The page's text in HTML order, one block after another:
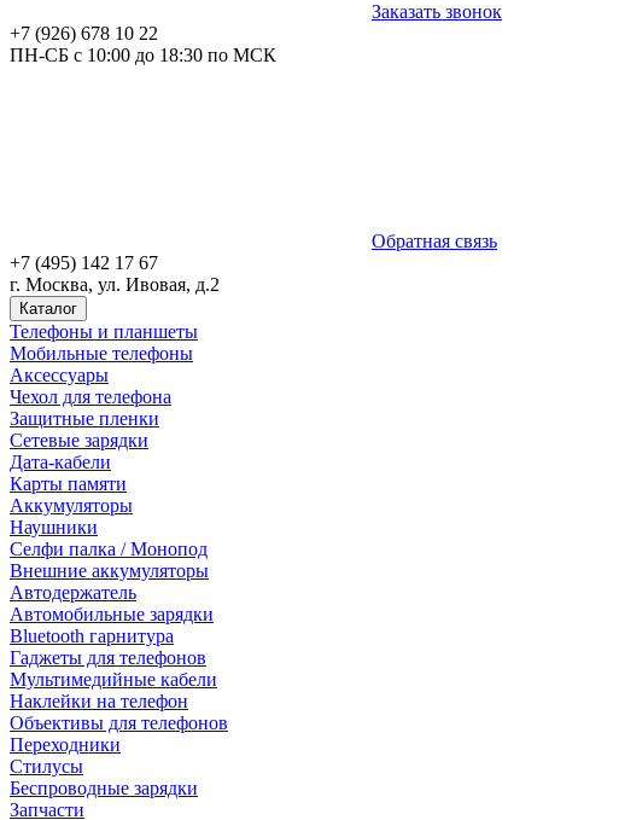
Заказать звонок
+7 (926) 678 10 22
ПН-СБ с 10:00 до 18:30 по МСК
Обратная связь
+7 (495) 142 17 67
г. Москва, ул. Ивовая, д.2
Каталог
Телефоны и планшеты
Мобильные телефоны
Аксессуары
Чехол для телефона
Защитные пленки
Сетевые зарядки
Дата-кабели
Карты памяти
Аккумуляторы
Наушники
Селфи палка / Монопод
Внешние аккумуляторы
Автодержатель
Автомобильные зарядки
Bluetooth гарнитура
Гаджеты для телефонов
Мультимедийные кабели
Наклейки на телефон
Объективы для телефонов
Переходники
Стилусы
Беспроводные зарядки
Запчасти